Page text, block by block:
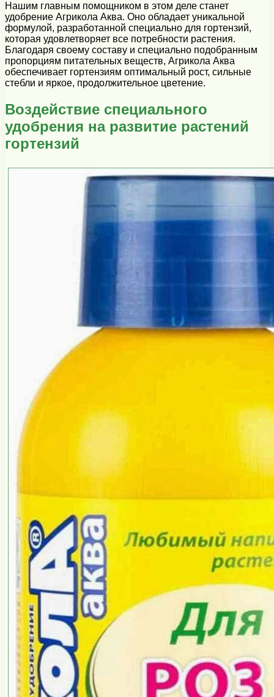
Нашим главным помощником в этом деле станет
удобрение Агрикола Аква. Оно обладает уникальной
формулой, разработанной специально для гортензий,
которая удовлетворяет все потребности растения.
Благодаря своему составу и специально подобранным
пропорциям питательных веществ, Агрикола Аква
обеспечивает гортензиям оптимальный рост, сильные
стебли и яркое, продолжительное цветение.
Воздействие специального
удобрения на развитие растений
гортензий